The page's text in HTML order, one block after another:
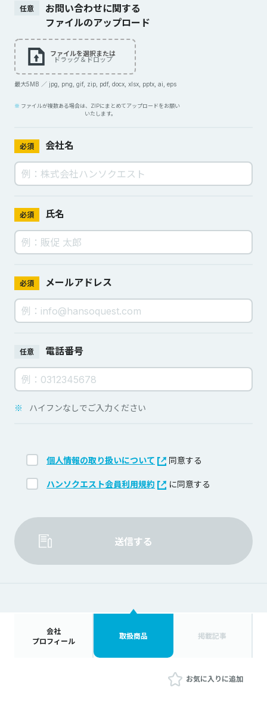
任意
お問い合わせに関する
ファイルのアップロード
ファイルを選択または
ドラッグ＆ドロップ
最大5MB ／ jpg, png, gif, zip, pdf, docx, xlsx, pptx, ai, eps
ファイルが複数ある場合は、ZIPにまとめてアップロードをお願い
いたします。
必須 会社名
必須 氏名
必須 メールアドレス
任意 電話番号
※ ハイフンなしでご入力ください
個人情報の取り扱いについて 同意する
ハンソクエスト会員利用規約 に同意する
送信する
会社
プロフィール
取扱商品 掲載記事
お気に入りに追加